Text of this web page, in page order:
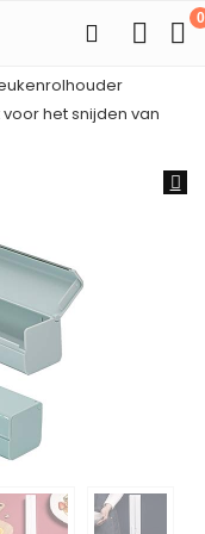
0
het snijden van